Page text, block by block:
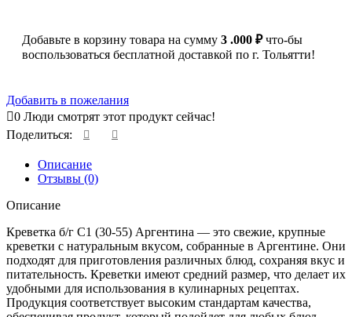
Добавьте в корзину товара на сумму 3 .000 ₽что-бы
воспользоваться бесплатной доставкой по г. Тольятти!
Добавить в пожелания
0 Люди смотрят этот продукт сейчас!
Поделиться:
Описание
Отзывы (0)
Описание
Креветка б/г С1 (30-55) Аргентина — это свежие, крупные
креветки с натуральным вкусом, собранные в Аргентине. Они
подходят для приготовления различных блюд, сохраняя вкус и
питательность. Креветки имеют средний размер, что делает их
удобными для использования в кулинарных рецептах.
Продукция соответствует высоким стандартам качества,